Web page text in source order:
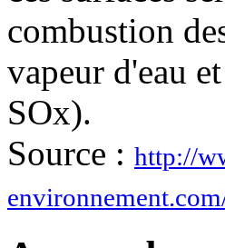
combustion
vapeur d'eau
SOx).
Source : http://